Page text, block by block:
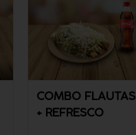
COMBO FLAUTAS
+ REFRESCO